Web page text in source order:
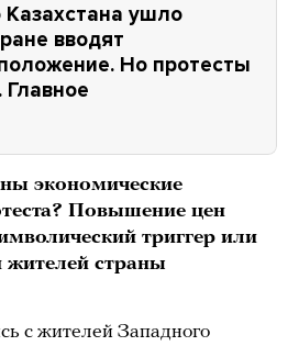
Казахстана ушло
вводят
Но протесты
экономические
Повышение цен
триггер или
жителей страны
с жителей Западного